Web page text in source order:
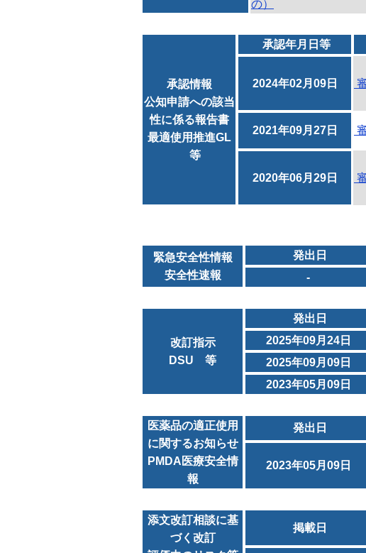
の）
承認情報
公知申請への該当
性に係る報告書
最適使用推進GL
等
承認年月日等
2024年02月09日
2021年09月27日
2020年06月29日
緊急安全性情報
安全性速報
発出日
-
改訂指示
DSU 等
発出日
2025年09月24日
2025年09月09日
2023年05月09日
医薬品の適正使用
に関するお知らせ
PMDA医療安全情
報
発出日
2023年05月09日
添文改訂相談に基
づく改訂
掲載日